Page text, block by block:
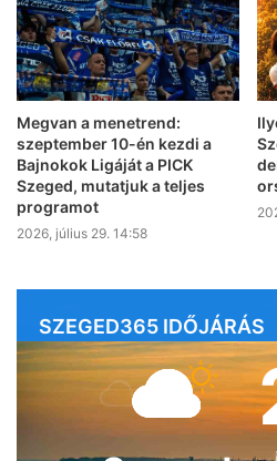
Megvan a menetrend:
szeptember 10-én kezdi a
Bajnokok Ligáját a PICK
Szeged, mutatjuk a teljes
programot
2026, július 29. 14:58
SZEGED365 IDŐJÁRÁS